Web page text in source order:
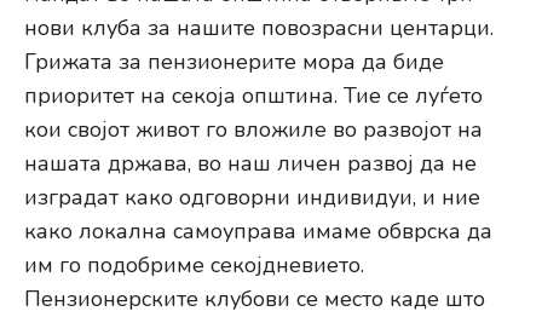
нови клуба за нашите повозрасни центарци.
Грижата за пензионерите мора да биде
приоритет на секоја општина. Тие се луѓето
кои својот живот го вложиле во развојот на
нашата држава, во наш личен развој да не
изградат како одговорни индивидуи, и ние
како локална самоуправа имаме обврска да
им го подобриме секојдневието.
Пензионерските клубови се место каде што